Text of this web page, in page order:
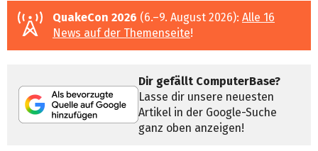
QuakeCon 2026 (6.–9. August 2026): Alle 16
News auf der Themenseite!
Dir gefällt ComputerBase?
Lasse dir unsere neuesten
Artikel in der Google-Suche
ganz oben anzeigen!